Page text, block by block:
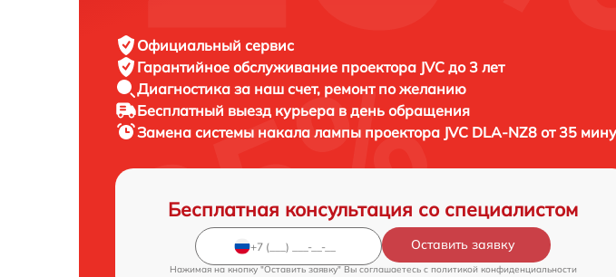
Официальный сервис
Гарантийное обслуживание проектора JVC до 3 лет
Диагностика за наш счет, ремонт по желанию
Бесплатный выезд курьера в день обращения
Замена системы накала лампы проектора JVC DLA-NZ8 от 35
Бесплатная консультация со специалистом
Оставить заявку
Нажимая на кнопку "Оставить заявку" Вы соглашаетесь c политикой конфиденциальности